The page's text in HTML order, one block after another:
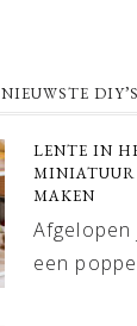
NIEUWSTE DIY’S
LENTE IN
MINIATUUR
MAKEN
een